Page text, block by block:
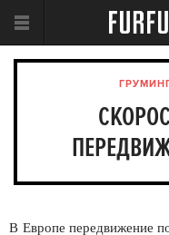
В Европе передвижение